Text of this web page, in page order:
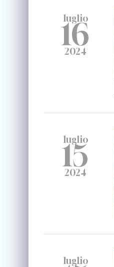
luglio
16
2024
luglio
15
2024
luglio